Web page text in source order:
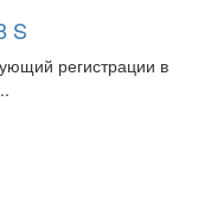
S
регистрации в